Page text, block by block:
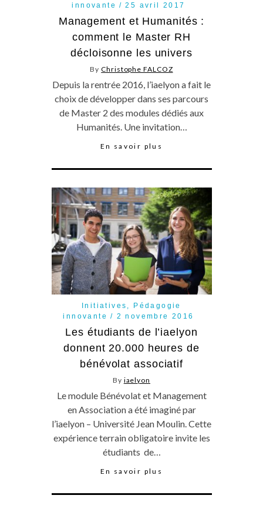
innovante
25 avril 2017
Management et Humanités :
comment le Master RH
décloisonne les univers
ByChristophe FALCOZ
Depuis la rentrée 2016, l’iaelyon a fait le
choix de développer dans ses parcours
de Master 2 des modules dédiés aux
Humanités. Une invitation…
En savoir plus
Initiatives ,
Pédagogie
innovante
2 novembre 2016
Les étudiants de l’iaelyon
donnent 20.000 heures de
bénévolat associatif
By iaelyon
Le module Bénévolat et Management
en Association a été imaginé par
l’iaelyon – Université Jean Moulin. Cette
expérience terrain obligatoire invite les
étudiants de…
En savoir plus